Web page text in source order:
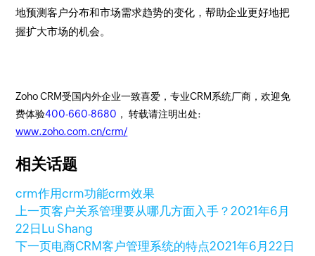
地预测客户分布和市场需求趋势的变化，帮助企业更好地把
握扩大市场的机会。
Zoho CRM受国内外企业一致喜爱，专业CRM系统厂商，欢迎免
费体验400-660-8680 ， 转载请注明出处:
www.zoho.com.cn/crm/
相关话题
crm作用crm功能crm效果
上一页客户关系管理要从哪几方面入手？2021年6月
22日 Lu Shang
下一页电商CRM客户管理系统的特点2021年6月22日